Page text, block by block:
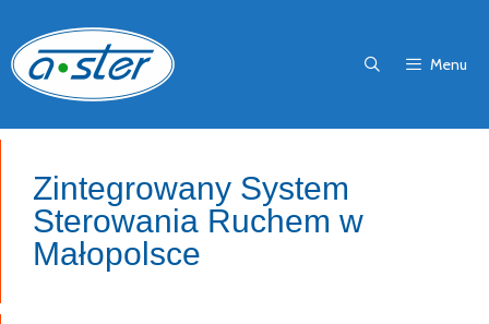
do
treści
Menu
Zintegrowany System
Sterowania Ruchem w
Małopolsce